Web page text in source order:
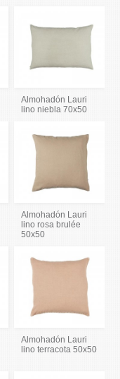
Almohadón Lauri
lino niebla 70x50
Almohadón Lauri
lino rosa brulée
50x50
Almohadón Lauri
lino terracota 50x50